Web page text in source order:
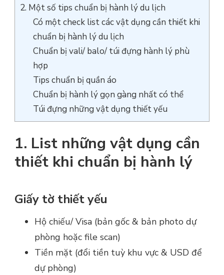
2. Một số tips chuẩn bị hành lý du lịch
Có một check list các vật dụng cần thiết khi
chuẩn bị hành lý du lịch
Chuẩn bị vali/ balo/ túi đựng hành lý phù
hợp
Tips chuẩn bị quần áo
Chuẩn bị hành lý gọn gàng nhất có thể
Túi đựng những vật dụng thiết yếu
1. List những vật dụng cần
thiết khi chuẩn bị hành lý
Giấy tờ thiết yếu
Hộ chiếu/ Visa (bản gốc & bản photo dự
phòng hoặc file scan)
Tiền mặt (đổi tiền tuỳ khu vực & USD để
dự phòng)